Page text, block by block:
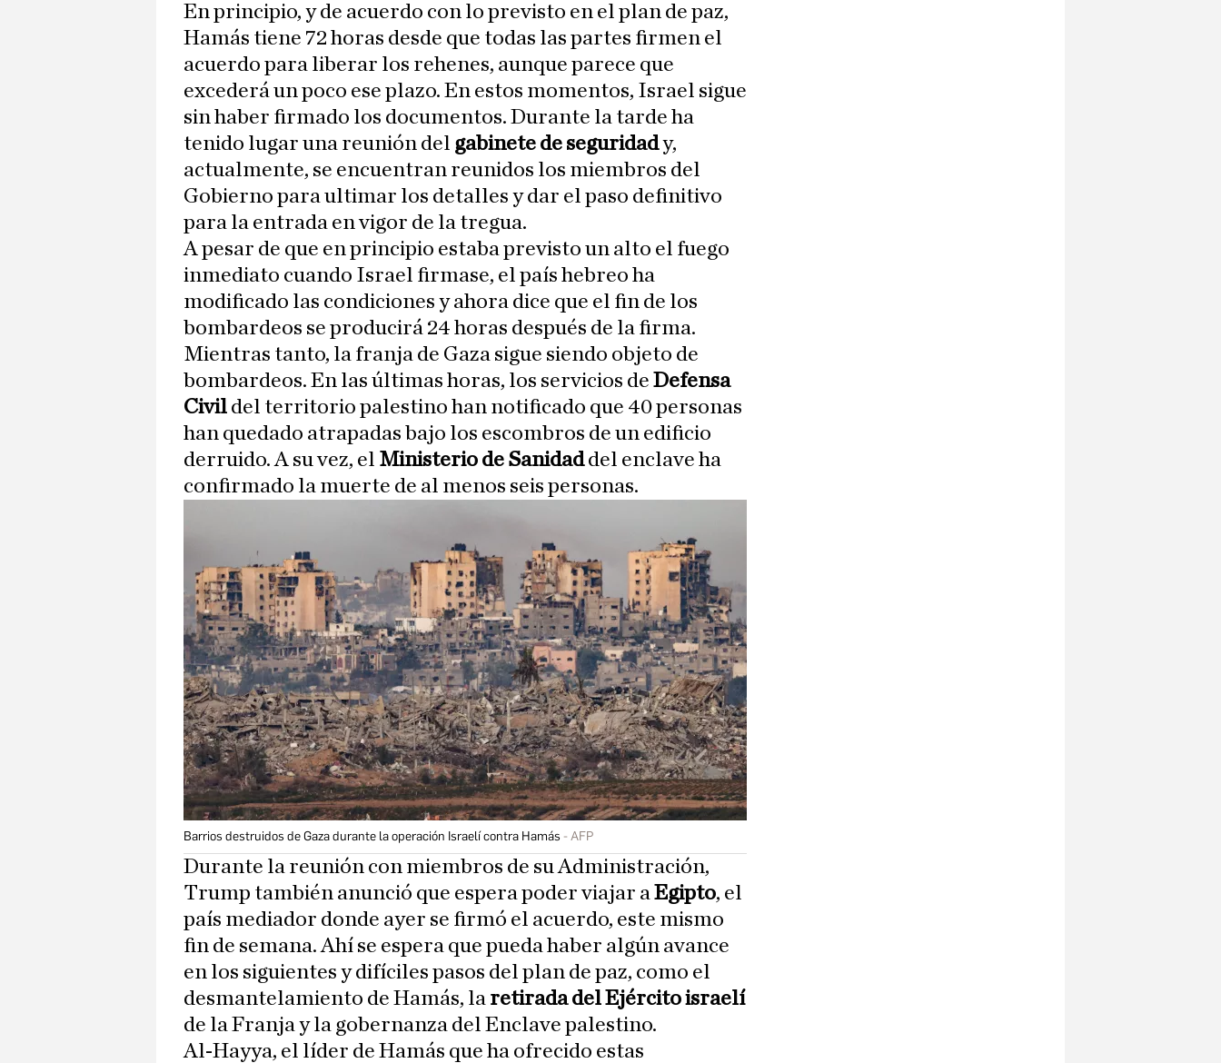
En principio, y de acuerdo con lo previsto en el plan de paz,
Hamás tiene 72 horas desde que todas las partes firmen el
acuerdo para liberar los rehenes, aunque parece que
excederá un poco ese plazo. En estos momentos, Israel sigue
sin haber firmado los documentos. Durante la tarde ha
tenido lugar una reunión del gabinete de seguridady,
actualmente, se encuentran reunidos los miembros del
Gobierno para ultimar los detalles y dar el paso definitivo
para la entrada en vigor de la tregua.
A pesar de que en principio estaba previsto un alto el fuego
inmediato cuando Israel firmase, el país hebreo ha
modificado las condiciones y ahora dice que el fin de los
bombardeos se producirá 24 horas después de la firma.
Mientras tanto, la franja de Gaza sigue siendo objeto de
bombardeos. En las últimas horas, los servicios de Defensa
Civil del territorio palestino han notificado que 40 personas
han quedado atrapadas bajo los escombros de un edificio
derruido. A su vez, el Ministerio de Sanidaddel enclave ha
confirmado la muerte de al menos seis personas.
Barrios destruidos de Gaza durante la operación Israelí contra Hamás AFP
Durante la reunión con miembros de su Administración,
Trump también anunció que espera poder viajar aEgipto, el
país mediador donde ayer se firmó el acuerdo, este mismo
fin de semana. Ahí se espera que pueda haber algún avance
en los siguientes y difíciles pasos del plan de paz, como el
desmantelamiento de Hamás, la retirada del Ejército israelí
de la Franja y la gobernanza del Enclave palestino.
Al-Hayya, el líder de Hamás que ha ofrecido estas